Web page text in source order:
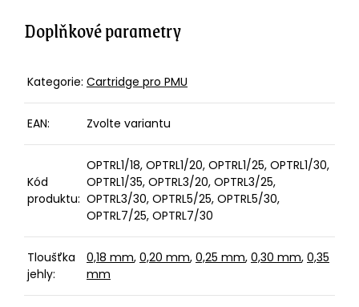
Doplňkové parametry
Kategorie: Cartridge pro PMU
EAN: Zvolte variantu
Kód
produktu:
OPTRL1/18, OPTRL1/20, OPTRL1/25, OPTRL1/30,
OPTRL1/35, OPTRL3/20, OPTRL3/25,
OPTRL3/30, OPTRL5/25, OPTRL5/30,
OPTRL7/25, OPTRL7/30
Tloušťka
jehly:
0,18 mm, 0,20 mm, 0,25 mm, 0,30 mm, 0,35
mm